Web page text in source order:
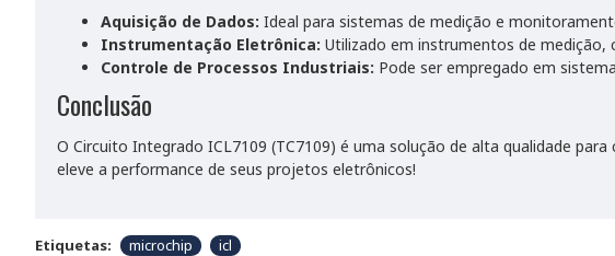
Aquisição de Dados: Ideal para sistemas de medição e
Instrumentação Eletrônica: Utilizado em instrumentos de
Controle de Processos Industriais: Pode ser empregado em
Conclusão
O Circuito Integrado ICL7109 (TC7109) é uma solução de alta qualidade
eleve a performance de seus projetos eletrônicos!
Etiquetas: microchip icl